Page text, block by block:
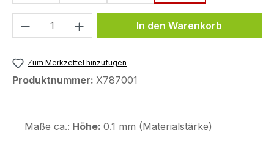
Produkt Anzahl: Gib denIn den Warenkorb
Zum Merkzettel hinzufügen
Produktnummer: X787001
Maße ca.: Höhe: 0.1 mm (Materialstärke)